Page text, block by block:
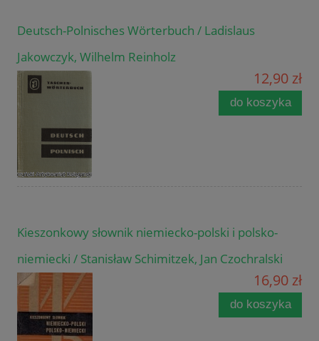
Deutsch-Polnisches Wörterbuch / Ladislaus
Jakowczyk, Wilhelm Reinholz
12,90 zł
do koszyka
Kieszonkowy słownik niemiecko-polski i polsko-
niemiecki / Stanisław Schimitzek, Jan Czochralski
16,90 zł
do koszyka